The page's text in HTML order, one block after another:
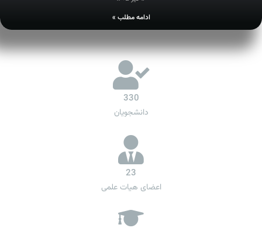
ادامه مطلب »
دانشجویان
330
اعضای هیات علمی
23